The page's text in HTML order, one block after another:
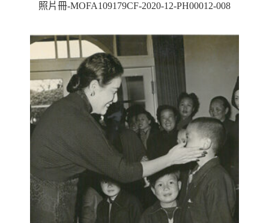
照片冊-MOFA109179CF-2020-12-PH00012-008